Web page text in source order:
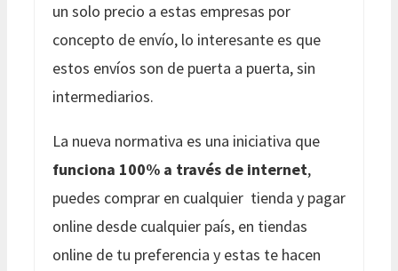
un solo precio a estas empresas por
concepto de envío, lo interesante es que
estos envíos son de puerta a puerta, sin
intermediarios.
La nueva normativa es una iniciativa que
funciona 100% a través de internet,
puedes comprar en cualquier tienda y pagar
online desde cualquier país, en tiendas
online de tu preferencia y estas te hacen